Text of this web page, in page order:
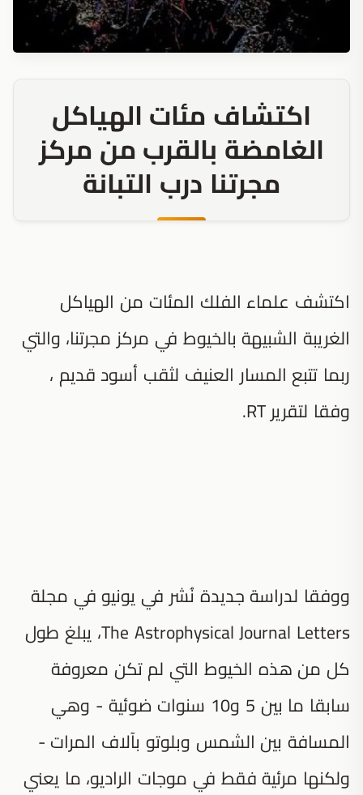
اكتشاف مئات الهياكل
الغامضة بالقرب من مركز
مجرتنا درب التبانة
اكتشف علماء الفلك المئات من الهياكل
الغريبة الشبيهة بالخيوط في مركز مجرتنا، والتي
ربما تتبع المسار العنيف لثقب أسود قديم ،
وفقا لتقرير RT.
ووفقا لدراسة جديدة نُشر في يونيو في مجلة
The Astrophysical Journal Letters، يبلغ طول
كل من هذه الخيوط التي لم تكن معروفة
سابقا ما بين 5 و10 سنوات ضوئية - وهي
المسافة بين الشمس وبلوتو بآلاف المرات -
ولكنها مرئية فقط في موجات الراديو، ما يعني